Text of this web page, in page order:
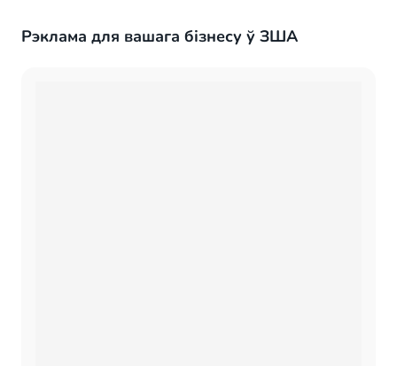
Рэклама для вашага бізнесу ў ЗША